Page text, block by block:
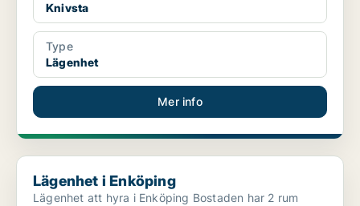
Knivsta
Type
Lägenhet
Mer info
Lägenhet i Enköping
Lägenhet i Enköping
Lägenhet att hyra i Enköping Bostaden har 2 rum